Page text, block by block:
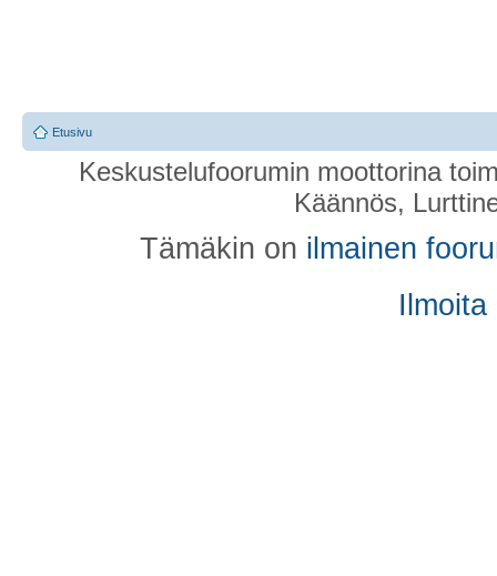
Etusivu
Keskustelufoorumin moottorina
Käännös,
Tämäkin on ilmainen